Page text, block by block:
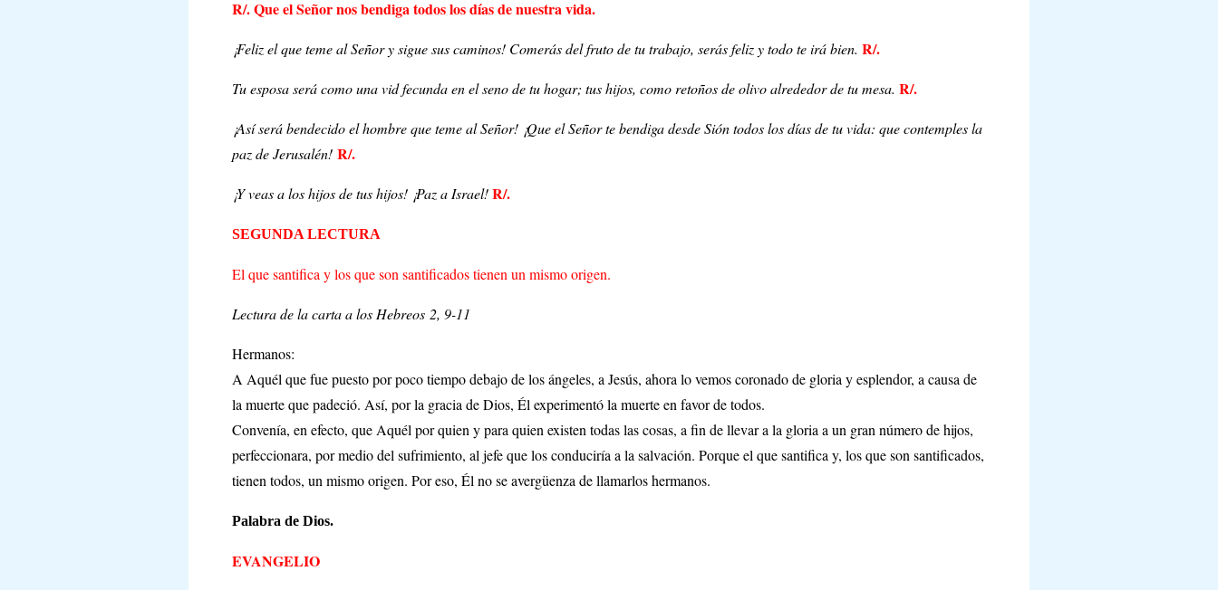
R/. Que el Señor nos bendiga todos los días de nuestra vida.
¡Feliz el que teme al Señor y sigue sus caminos! Comerás del fruto de tu trabajo, serás feliz y todo te irá bien. R/.
Tu esposa será como una vid fecunda en el seno de tu hogar; tus hijos, como retoños de olivo alrededor de tu mesa. R/.
¡Así será bendecido el hombre que teme al Señor! ¡Que el Señor te bendiga desde Sión todos los días de tu vida: que contemples la
paz de Jerusalén! R/.
¡Y veas a los hijos de tus hijos! ¡Paz a Israel!R/.
SEGUNDA LECTURA
El que santifica y los que son santificados tienen un mismo origen.
Lectura de la carta a los Hebreos 2, 9-11
Hermanos:
A Aquél que fue puesto por poco tiempo debajo de los ángeles, a Jesús, ahora lo vemos coronado de gloria y esplendor, a causa de
la muerte que padeció. Así, por la gracia de Dios, Él experimentó la muerte en favor de todos.
Convenía, en efecto, que Aquél por quien y para quien existen todas las cosas, a fin de llevar a la gloria a un gran número de hijos,
perfeccionara, por medio del sufrimiento, al jefe que los conduciría a la salvación. Porque el que santifica y, los que son santificados,
tienen todos, un mismo origen. Por eso, Él no se avergüenza de llamarlos hermanos.
Palabra de Dios.
EVANGELIO